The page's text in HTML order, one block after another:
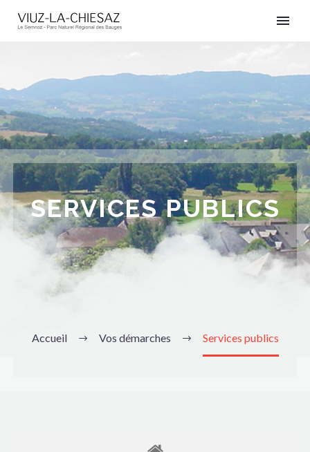
SERVICES PUBLICS
Accueil Vos démarches Services publics